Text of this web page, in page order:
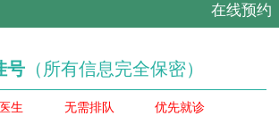
在线预约
号 （所有信息完全保密）
生 无需排队 优先就诊